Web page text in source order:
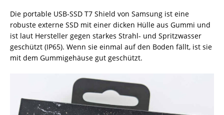
Die portable USB-SSD T7 Shield von Samsung ist eine
robuste externe SSD mit einer dicken Hülle aus Gummi und
ist laut Hersteller gegen starkes Strahl- und Spritzwasser
geschützt (IP65). Wenn sie einmal auf den Boden fällt, ist sie
mit dem Gummigehäuse gut geschützt.